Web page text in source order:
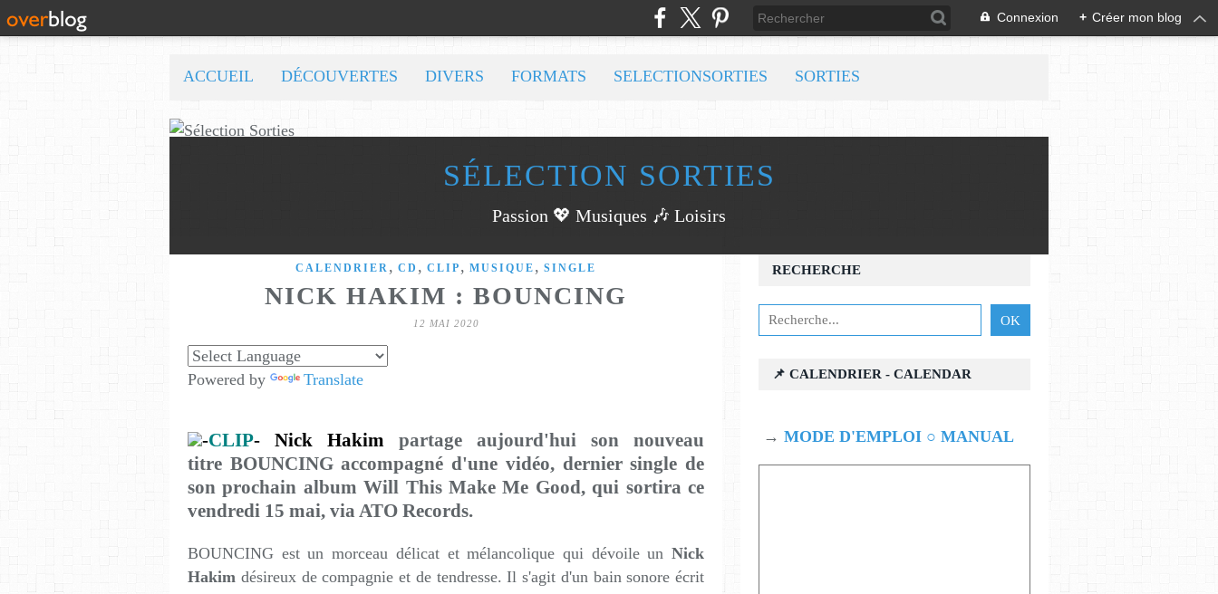
Connexion + Créer mon blog
SÉLECTION SORTIES
Passion 💖 Musiques 🎶 Loisirs
ACCUEIL DÉCOUVERTES DIVERS FORMATS SELECTIONSORTIES SORTIES
CALENDRIER , CD , CLIP , MUSIQUE , SINGLE
NICK HAKIM : BOUNCING
12 MAI 2020
Powered by Translate
-CLIP- Nick Hakim partage aujourd'hui son nouveau
titre BOUNCING accompagné d'une vidéo, dernier single de
son prochain album Will This Make Me Good, qui sortira ce
vendredi 15 mai, via ATO Records.
BOUNCING est un morceau délicat et mélancolique qui dévoile un Nick
Hakim désireux de compagnie et de tendresse. Il s'agit d'un bain sonore écrit
RECHERCHE
📌 CALENDRIER - CALENDAR
→ MODE D'EMPLOI ○ MANUAL